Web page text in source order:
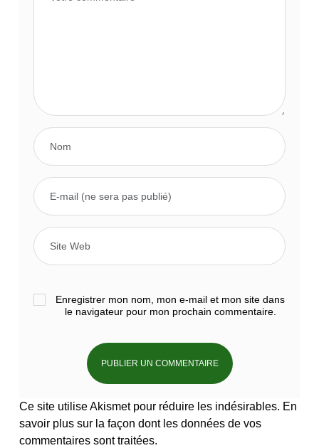
Enregistrer mon nom, mon e-mail et mon site dans
le navigateur pour mon prochain commentaire.
Ce site utilise Akismet pour réduire les indésirables. En
savoir plus sur la façon dont les données de vos
commentaires sont traitées.